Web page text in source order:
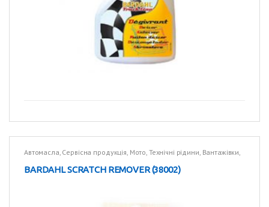
Автомасла, Сервісна продукція, Мото, Технічні рідини, Вантажівки,
BARDAHL SCRATCH REMOVER (38002)